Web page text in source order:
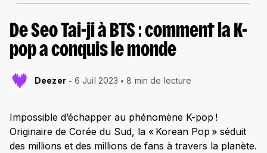
De Seo Tai-ji à BTS : comment la K-
pop a conquis le monde
Deezer 6 Juil 2023 8 min de lecture
Impossible d’échapper au phénomène K-pop !
Originaire de Corée du Sud, la « Korean Pop » séduit
des millions et des millions de fans à travers la planète.